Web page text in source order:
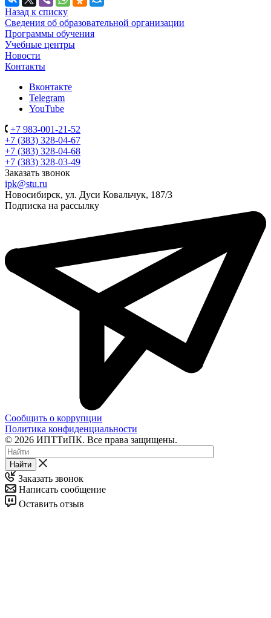
Назад к списку
Сведения об образовательной организации
Программы обучения
Учебные центры
Новости
Контакты
Вконтакте
Telegram
YouTube
+7 983-001-21-52
+7 (383) 328-04-67
+7 (383) 328-04-68
+7 (383) 328-03-49
Заказать звонок
ipk@stu.ru
Новосибирск, ул. Дуси Ковальчук, 187/3
Подписка на рассылку
Сообщить о коррупции
Политика конфиденциальности
© 2026 ИПТТиПК. Все права защищены.
Найти
Заказать звонок
Написать сообщение
Оставить отзыв